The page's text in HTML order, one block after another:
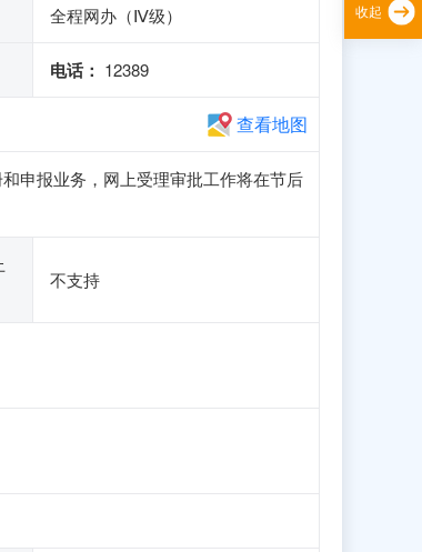
全程网办（Ⅳ级）
电话： 12389
查看地图
申报业务，网上受理审批工作将在节后
不支持
收起